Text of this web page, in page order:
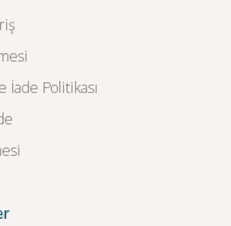
İade Politikası